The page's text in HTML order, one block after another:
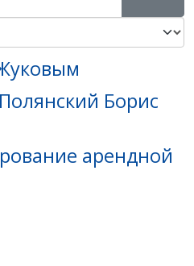
Борис
арендной